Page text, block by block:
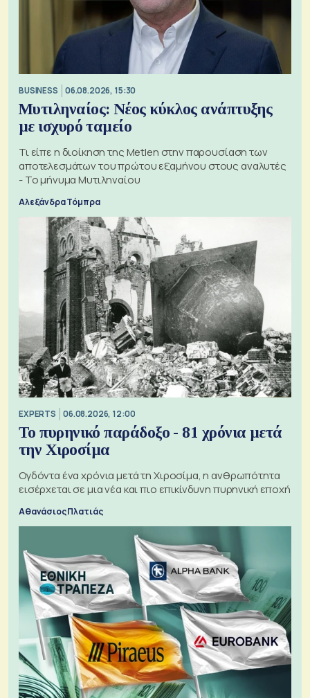
BUSINESS 06.08.2026, 15:30
Μυτιληναίος: Νέος κύκλος ανάπτυξης
με ισχυρό ταμείο
Τι είπε η διοίκηση της Metlen στην παρουσίαση των
αποτελεσμάτων του πρώτου εξαμήνου στους αναλυτές
- Το μήνυμα Μυτιληναίου
Αλεξάνδρα Τόμπρα
EXPERTS 06.08.2026, 12:00
Το πυρηνικό παράδοξο - 81 χρόνια μετά
την Χιροσίμα
Ογδόντα ένα χρόνια μετά τη Χιροσίμα, η ανθρωπότητα
εισέρχεται σε μια νέα και πιο επικίνδυνη πυρηνική εποχή
Αθανάσιος Πλατιάς